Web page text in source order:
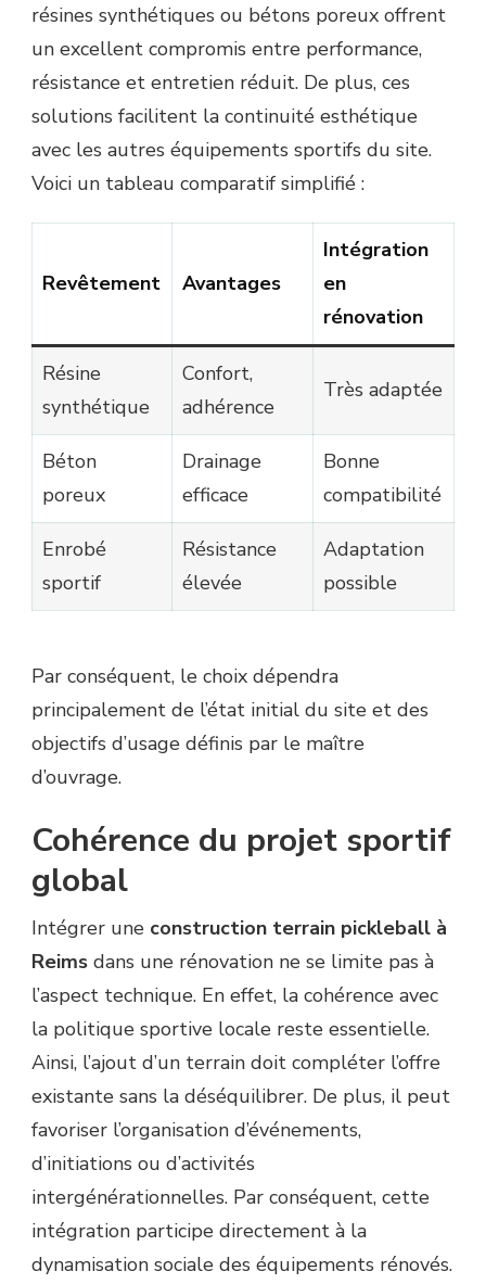
résines synthétiques ou bétons poreux offrent
un excellent compromis entre performance,
résistance et entretien réduit. De plus, ces
solutions facilitent la continuité esthétique
avec les autres équipements sportifs du site.
Voici un tableau comparatif simplifié :
Revêtement Avantages
Intégration
en
rénovation
Résine
synthétique
Confort,
adhérence
Très adaptée
Béton
poreux
Drainage
efficace
Bonne
compatibilité
Enrobé
sportif
Résistance
élevée
Adaptation
possible
Par conséquent, le choix dépendra
principalement de l’état initial du site et des
objectifs d’usage définis par le maître
d’ouvrage.
Cohérence du projet sportif
global
Intégrer une construction terrain pickleball à
Reims dans une rénovation ne se limite pas à
l’aspect technique. En effet, la cohérence avec
la politique sportive locale reste essentielle.
Ainsi, l’ajout d’un terrain doit compléter l’offre
existante sans la déséquilibrer. De plus, il peut
favoriser l’organisation d’événements,
d’initiations ou d’activités
intergénérationnelles. Par conséquent, cette
intégration participe directement à la
dynamisation sociale des équipements rénovés.